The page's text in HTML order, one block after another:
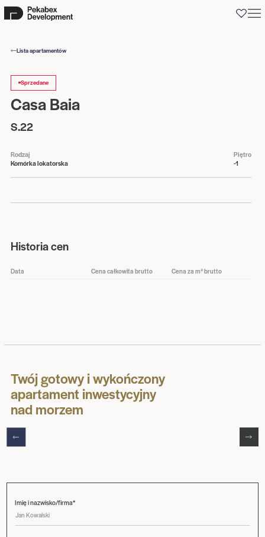
0
Lista apartamentów
Sprzedane
Casa Baia
S.22
Rodzaj
Komórka lokatorska
Piętro
-1
Historia cen
Data Cena całkowita brutto Cena za m² brutto
Twój gotowy i wykończony
apartament inwestycyjny
nad morzem
Imię i nazwisko/firma*